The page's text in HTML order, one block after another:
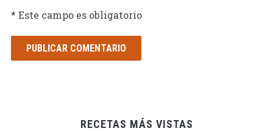
* Este campo es obligatorio
RECETAS MÁS VISTAS